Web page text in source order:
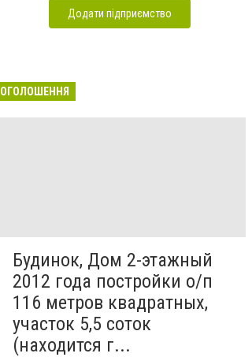
Додати підприємство
ОГОЛОШЕННЯ
Будинок, Дом 2-этажный
2012 года постройки о/п
116 метров квадратных,
участок 5,5 соток
(находится г...